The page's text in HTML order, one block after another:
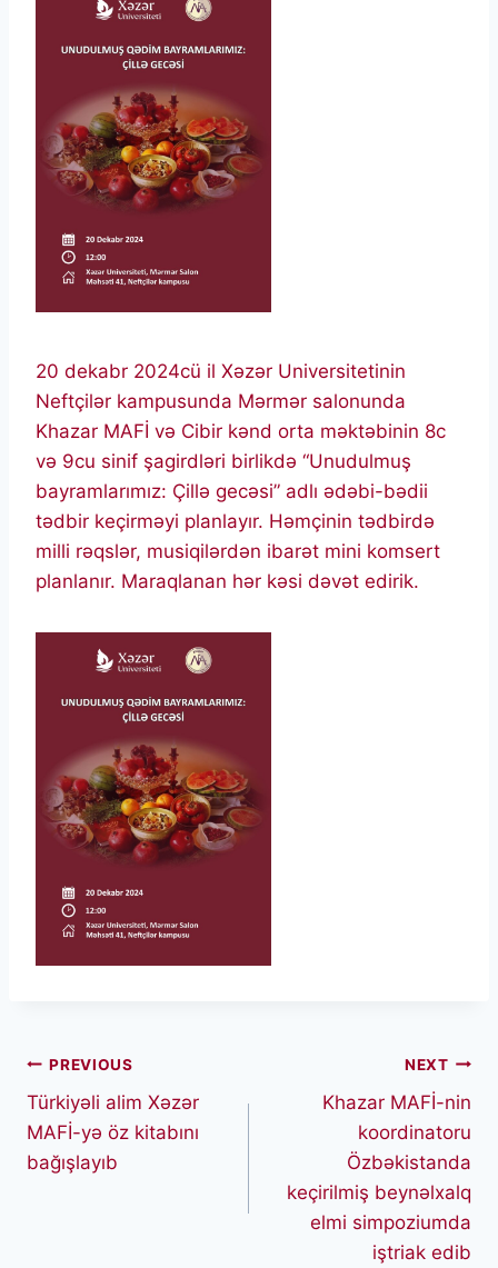
20 dekabr 2024cü il Xəzər Universitetinin
Neftçilər kampusunda Mərmər salonunda
Khazar MAFİ və Cibir kənd orta məktəbinin 8c
və 9cu sinif şagirdləri birlikdə “Unudulmuş
bayramlarımız: Çillə gecəsi” adlı ədəbi-bədii
tədbir keçirməyi planlayır. Həmçinin tədbirdə
milli rəqslər, musiqilərdən ibarət mini komsert
planlanır. Maraqlanan hər kəsi dəvət edirik.
Post
navigation
PREVIOUS
Türkiyəli alim Xəzər
MAFİ-yə öz kitabını
bağışlayıb
NEXT
Khazar MAFİ-nin
koordinatoru
Özbəkistanda
keçirilmiş beynəlxalq
elmi simpoziumda
iştriak edib